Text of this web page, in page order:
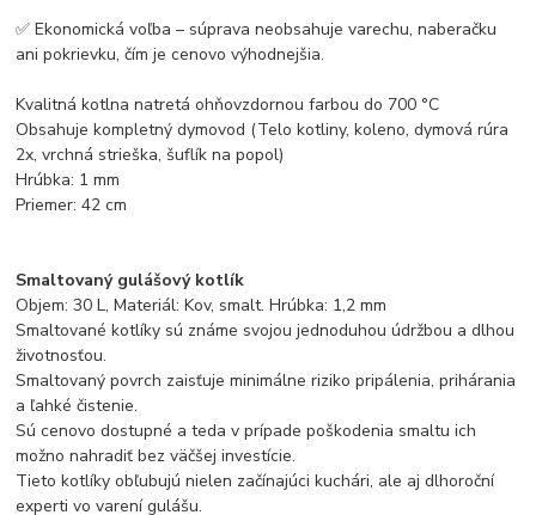
✅ Ekonomická voľba – súprava neobsahuje varechu, naberačku
ani pokrievku, čím je cenovo výhodnejšia.
Kvalitná kotlna natretá ohňovzdornou farbou do 700 °C
Obsahuje kompletný dymovod (Telo kotliny, koleno, dymová rúra
2x, vrchná strieška, šuflík na popol)
Hrúbka: 1 mm
Priemer: 42 cm
Smaltovaný gulášový kotlík
Objem: 30 L, Materiál: Kov, smalt. Hrúbka: 1,2 mm
Smaltované kotlíky sú známe svojou jednoduhou údržbou a dlhou
životnosťou.
Smaltovaný povrch zaisťuje minimálne riziko pripálenia, prihárania
a ľahké čistenie.
Sú cenovo dostupné a teda v prípade poškodenia smaltu ich
možno nahradiť bez väčšej investície.
Tieto kotlíky obľubujú nielen začínajúci kuchári, ale aj dlhoroční
experti vo varení gulášu.